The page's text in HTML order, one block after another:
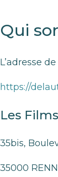
Qui
L’adresse
https://
Les
35bis,
35000